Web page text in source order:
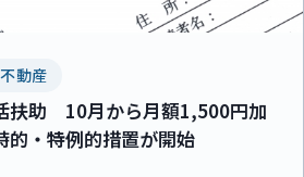
動産
扶助 10月から月額1,500円加
・特例的措置が開始